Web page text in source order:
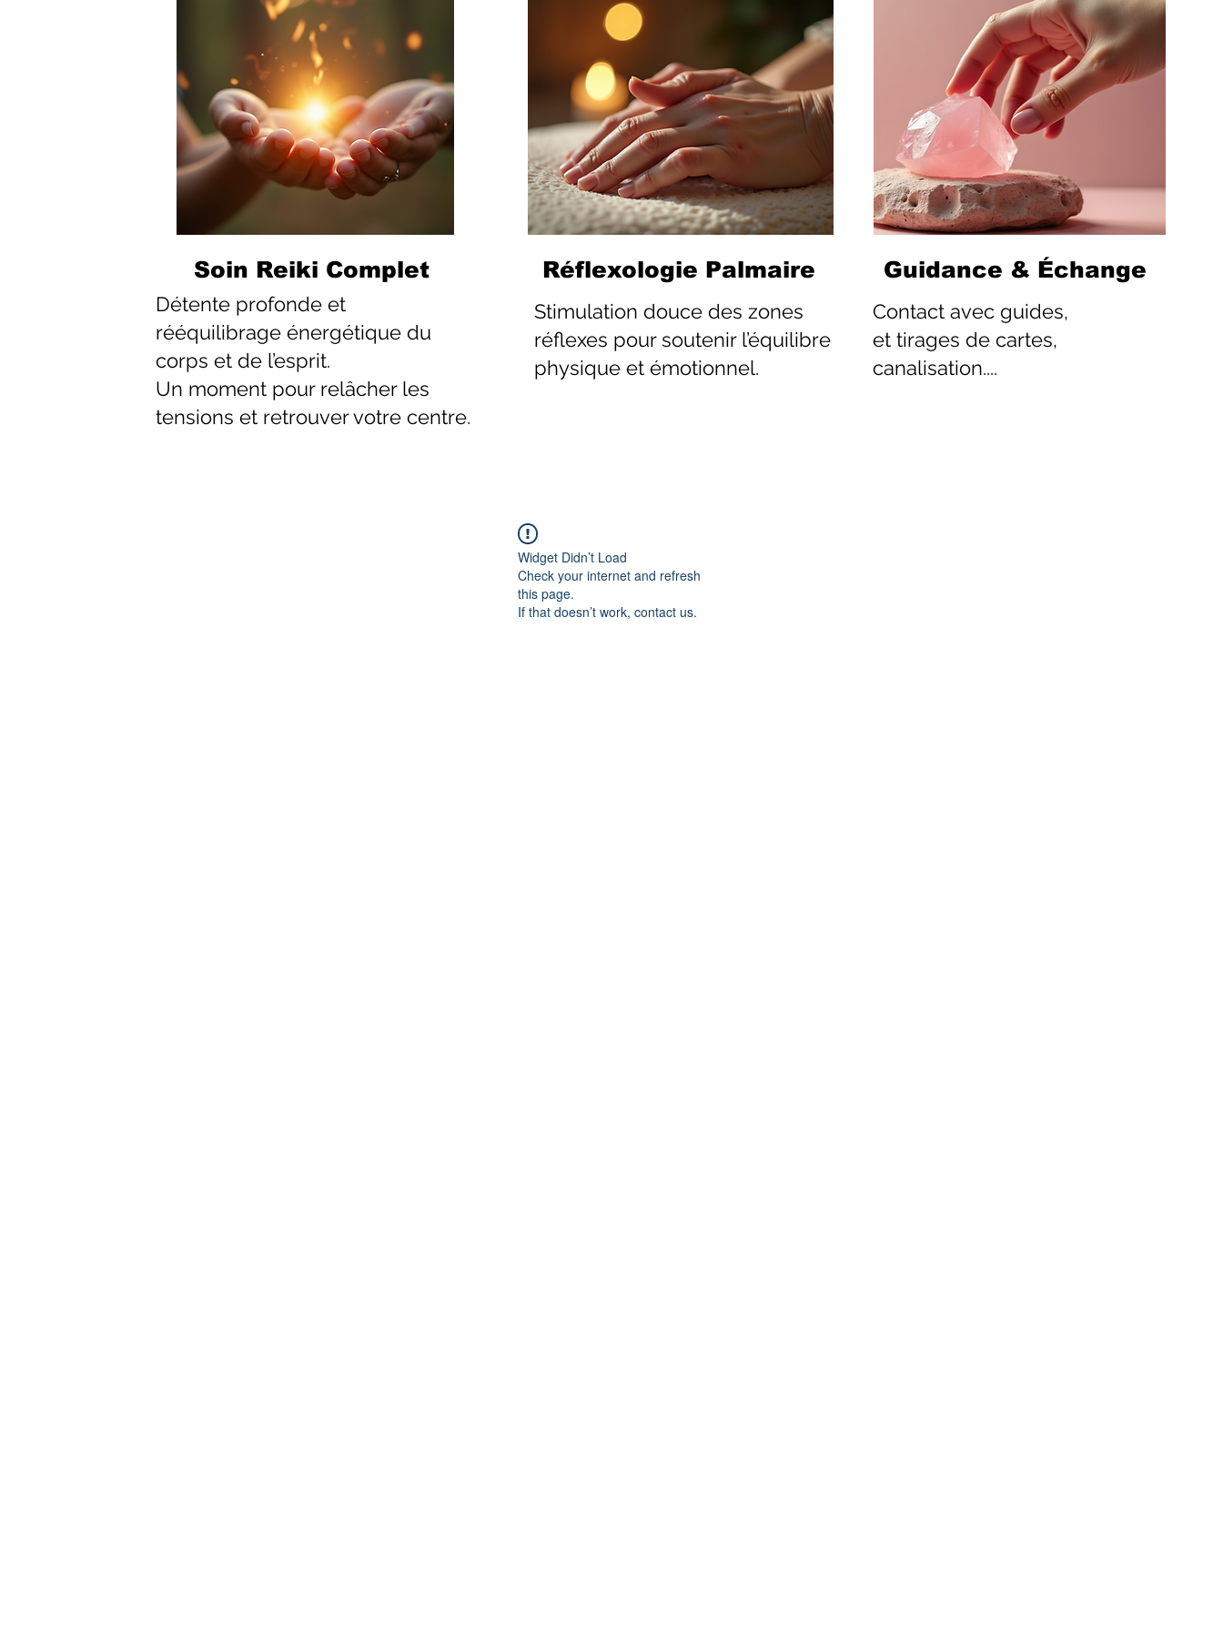
Détente profonde et
rééquilibrage énergétique du
corps et de l’esprit.
Un moment pour relâcher les
tensions et retrouver votre centre.
Soin Reiki Complet Réflexologie Palmaire
Stimulation douce des zones
réflexes pour soutenir l’équilibre
physique et émotionnel.
Contact avec guides,
et tirages de cartes,
canalisation....
Guidance & Échange
Widget Didn’t Load
Check your internet and refresh
this page.
If that doesn’t work, contact us.